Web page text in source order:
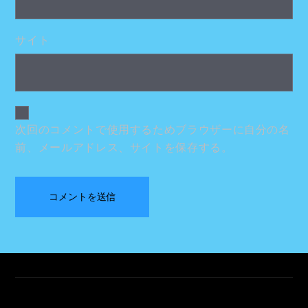
サイト
次回のコメントで使用するためブラウザーに自分の名
前、メールアドレス、サイトを保存する。